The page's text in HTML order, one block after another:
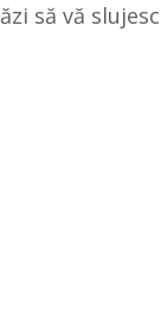
să vă slujesc